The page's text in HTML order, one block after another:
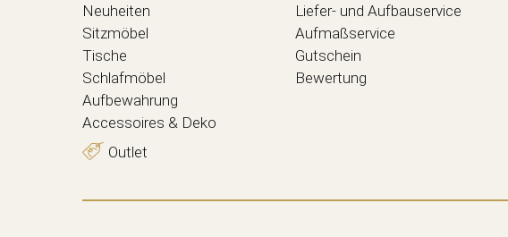
Neuheiten
Sitzmöbel
Tische
Schlafmöbel
Aufbewahrung
Accessoires & Deko
Outlet
Liefer- und Aufbauservice
Aufmaßservice
Gutschein
Bewertung